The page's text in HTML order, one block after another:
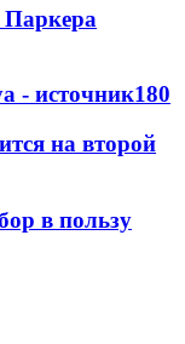
- источник180
на второй
в пользу